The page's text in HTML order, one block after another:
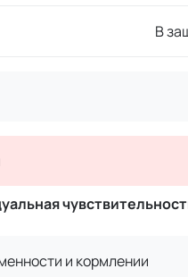
В
и кормлении